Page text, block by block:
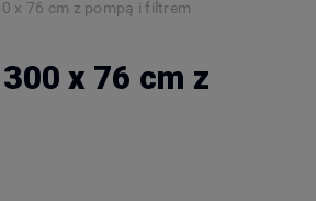
x 76 cm z pompą i filtrem
x 76 cm z